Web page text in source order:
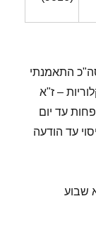
התאמנתי
– ז"א
עד יום
עד הודעה
שבוע